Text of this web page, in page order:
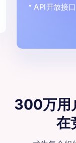
API开放接
300万用
在